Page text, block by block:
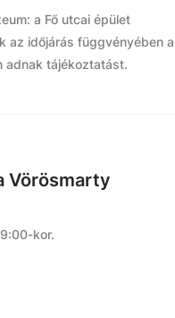
a Fő utcai épület
az időjárás függvényében a
adnak tájékoztatást.
Vörösmarty
kor.